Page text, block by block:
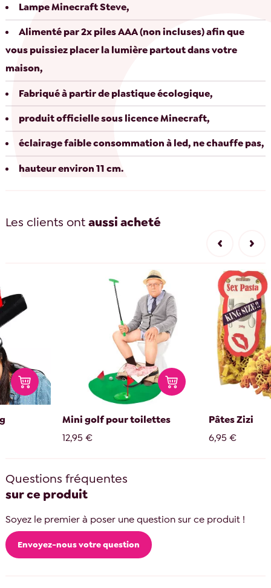
Lampe Minecraft Steve,
Alimenté par 2x piles AAA (non incluses) afin que
vous puissiez placer la lumière partout dans votre
maison,
Fabriqué à partir de plastique écologique,
produit officielle sous licence Minecraft,
éclairage faible consommation à led, ne chauffe pas,
hauteur environ 11 cm.
Les clients ontaussi acheté
Mini golf pour toilettes
12,95 €
Pâtes Zizi
6,95 €
Questions fréquentes
sur ce produit
Soyez le premier à poser une question sur ce produit !
Envoyez-nous votre question